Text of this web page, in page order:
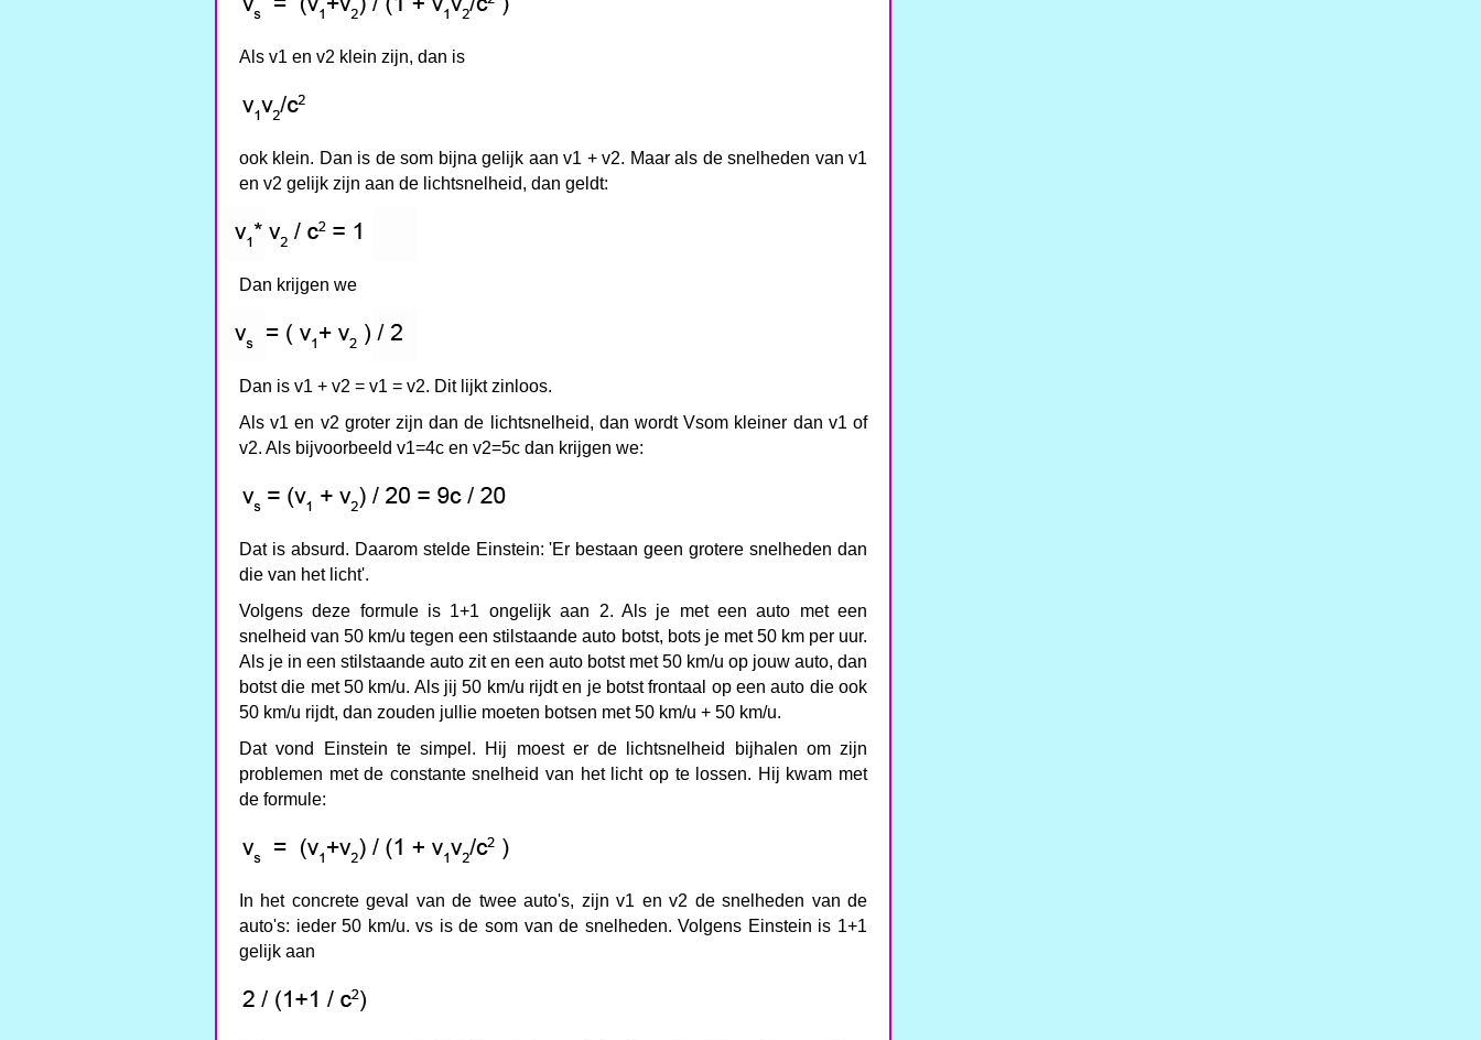
Als v1 en v2 klein zijn, dan is
ook klein. Dan is de som bijna gelijk aan v1 + v2. Maar als de snelheden van v1
en v2 gelijk zijn aan de lichtsnelheid, dan geldt:
Dan krijgen we
Dan is v1 + v2 = v1 = v2. Dit lijkt zinloos.
Als v1 en v2 groter zijn dan de lichtsnelheid, dan wordt Vsom kleiner dan v1 of
v2. Als bijvoorbeeld v1=4c en v2=5c dan krijgen we:
Dat is absurd. Daarom stelde Einstein: 'Er bestaan geen grotere snelheden dan
die van het licht'.
Volgens deze formule is 1+1 ongelijk aan 2. Als je met een auto met een
snelheid van 50 km/u tegen een stilstaande auto botst, bots je met 50 km per uur.
Als je in een stilstaande auto zit en een auto botst met 50 km/u op jouw auto, dan
botst die met 50 km/u. Als jij 50 km/u rijdt en je botst frontaal op een auto die ook
50 km/u rijdt, dan zouden jullie moeten botsen met 50 km/u + 50 km/u.
Dat vond Einstein te simpel. Hij moest er de lichtsnelheid bijhalen om zijn
problemen met de constante snelheid van het licht op te lossen. Hij kwam met
de formule:
In het concrete geval van de twee auto's, zijn v1 en v2 de snelheden van de
auto's: ieder 50 km/u. vs is de som van de snelheden. Volgens Einstein is 1+1
gelijk aan